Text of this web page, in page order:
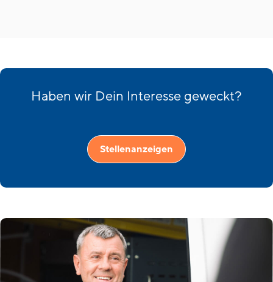
Haben wir Dein Interesse geweckt?
Stellenanzeigen